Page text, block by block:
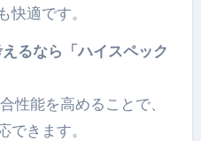
快適です。
るなら「ハイスペック
性能を高めることで、
きます。